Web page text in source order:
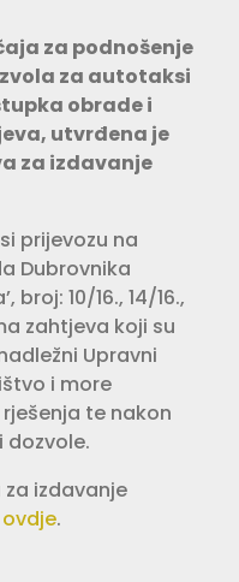
za podnošenje
za autotaksi
obrade i
utvrđena je
za izdavanje
prijevozu na
Dubrovnika
broj: 10/16., 14/16.,
zahtjeva koji su
Upravni
i more
te nakon
izdavanje
ovdje.